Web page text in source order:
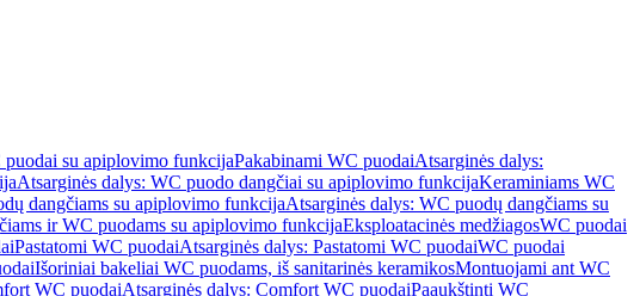
puodai su apiplovimo funkcijaPakabinami WC puodaiAtsarginės dalys:
Atsarginės dalys: WC puodo dangčiai su apiplovimo funkcijaKeraminiams WC
dangčiams su apiplovimo funkcijaAtsarginės dalys: WC puodų dangčiams su
ir WC puodams su apiplovimo funkcijaEksploatacinės medžiagosWC puodai
Pastatomi WC puodaiAtsarginės dalys: Pastatomi WC puodaiWC puodai
Išoriniai bakeliai WC puodams, iš sanitarinės keramikosMontuojami ant WC
WC puodaiAtsarginės dalys: Comfort WC puodaiPaaukštinti WC